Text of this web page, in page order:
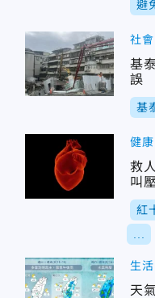
避
社會
基
誤
毀
基
健康
救
叫
紅
生活
天